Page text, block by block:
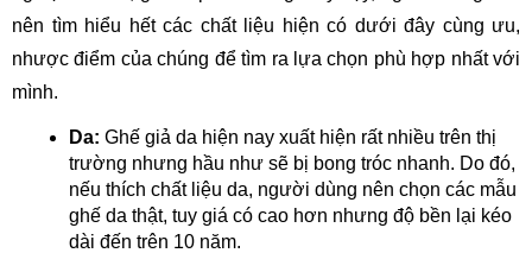
nên tìm hiểu hết các chất liệu hiện có dưới đây cùng ưu,
nhược điểm của chúng để tìm ra lựa chọn phù hợp nhất với
mình.
Da: Ghế giả da hiện nay xuất hiện rất nhiều trên thị
trường nhưng hầu như sẽ bị bong tróc nhanh. Do đó,
nếu thích chất liệu da, người dùng nên chọn các mẫu
ghế da thật, tuy giá có cao hơn nhưng độ bền lại kéo
dài đến trên 10 năm.